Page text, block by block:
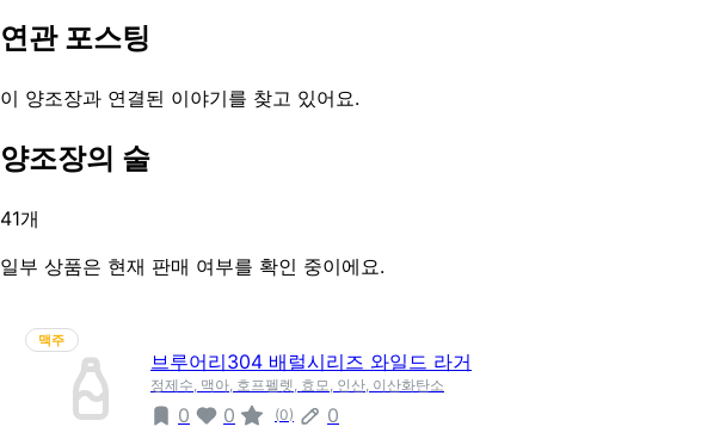
연관 포스팅
이 양조장과 연결된 이야기를 찾고 있어요.
양조장의 술
41개
일부 상품은 현재 판매 여부를 확인 중이에요.
맥주
브루어리304 배럴시리즈 와일드 라거
정제수, 맥아, 호프펠렛, 효모, 인산, 이산화탄소
0 0 (0) 0